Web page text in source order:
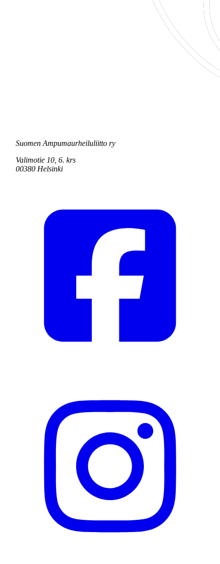
Suomen Ampumaurheiluliitto ry
Valimotie 10, 6. krs
00380 Helsinki